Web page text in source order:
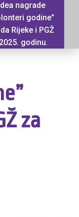
nagrade
godine”
Rijeke i PGŽ
godinu.
za